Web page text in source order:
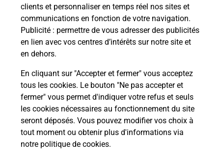
clients et personnaliser en temps réel nos sites et
communications en fonction de votre navigation.
Publicité : permettre de vous adresser des publicités
en lien avec vos centres d’intérêts sur notre site et
en dehors.
En cliquant sur "Accepter et fermer" vous acceptez
tous les cookies. Le bouton "Ne pas accepter et
fermer" vous permet d'indiquer votre refus et seuls
les cookies nécessaires au fonctionnement du site
seront déposés. Vous pouvez modifier vos choix à
tout moment ou obtenir plus d'informations via
notre politique de cookies.
Puis-je passer mon code de la route
avec La Poste et sous quelles
conditions ?
Localiser Liste Loire ST JULIEN MOLIN MOLETTE